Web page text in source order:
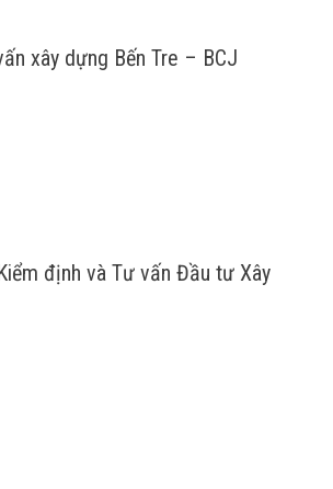
xây dựng Bến Tre – BCJ
định và Tư vấn Đầu tư Xây